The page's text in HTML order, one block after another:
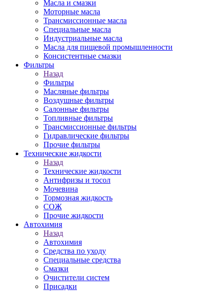
Масла и смазки
Моторные масла
Трансмиссионные масла
Специальные масла
Индустриальные масла
Масла для пищевой промышленности
Консистентные смазки
Фильтры
Назад
Фильтры
Масляные фильтры
Воздушные фильтры
Салонные фильтры
Топливные фильтры
Трансмиссионные фильтры
Гидравлические фильтры
Прочие фильтры
Технические жидкости
Назад
Технические жидкости
Антифризы и тосол
Мочевина
Тормозная жидкость
СОЖ
Прочие жидкости
Автохимия
Назад
Автохимия
Средства по уходу
Специальные средства
Смазки
Очистители систем
Присадки